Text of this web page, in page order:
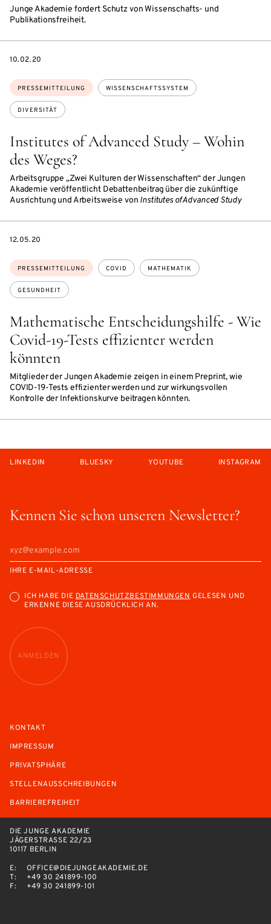
Junge Akademie fordert Schutz von Wissenschafts- und
Publikationsfreiheit.
Institutes of Advanced Study – Wohin
des Weges?
Arbeitsgruppe „Zwei Kulturen der Wissenschaften“ der Jungen
Akademie veröffentlicht Debattenbeitrag über die zukünftige
Ausrichtung und Arbeitsweise von Institutes of Advanced Study
Themen:
PRESSEMITTEILUNG WISSENSCHAFTSSYSTEM
DIVERSITÄT
DATE
10.02.20
Mathematische Entscheidungshilfe - Wie
Covid-19-Tests effizienter werden
könnten
Mitglieder der Jungen Akademie zeigen in einem Preprint, wie
COVID-19-Tests effizienter werden und zur wirkungsvollen
Kontrolle der Infektionskurve beitragen könnten.
Themen:
PRESSEMITTEILUNG COVID MATHEMATIK
GESUNDHEIT
DATE
12.05.20
Kennen Sie schon unseren Newsletter?
IHRE E-MAIL-ADRESSE
ICH HABE DIEDATENSCHUTZBESTIMMUNGENGELESEN UND
ERKENNE DIESE AUSDRÜCKLICH AN.
ANMELDEN
LINKEDIN BLUESKY YOUTUBE INSTAGRAM
KONTAKT
IMPRESSUM
PRIVATSPHÄRE
STELLENAUSSCHREIBUNGEN
BARRIEREFREIHEIT
DIE JUNGE AKADEMIE
JÄGERSTRASSE 22/23
10117 BERLIN
E:
OFFICE@DIEJUNGEAKADEMIE.DE
T:
+49 30 241899-100
F:
+49 30 241899-101